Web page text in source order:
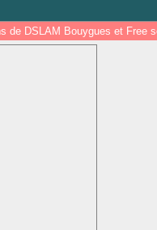
de DSLAM Bouygues et Free